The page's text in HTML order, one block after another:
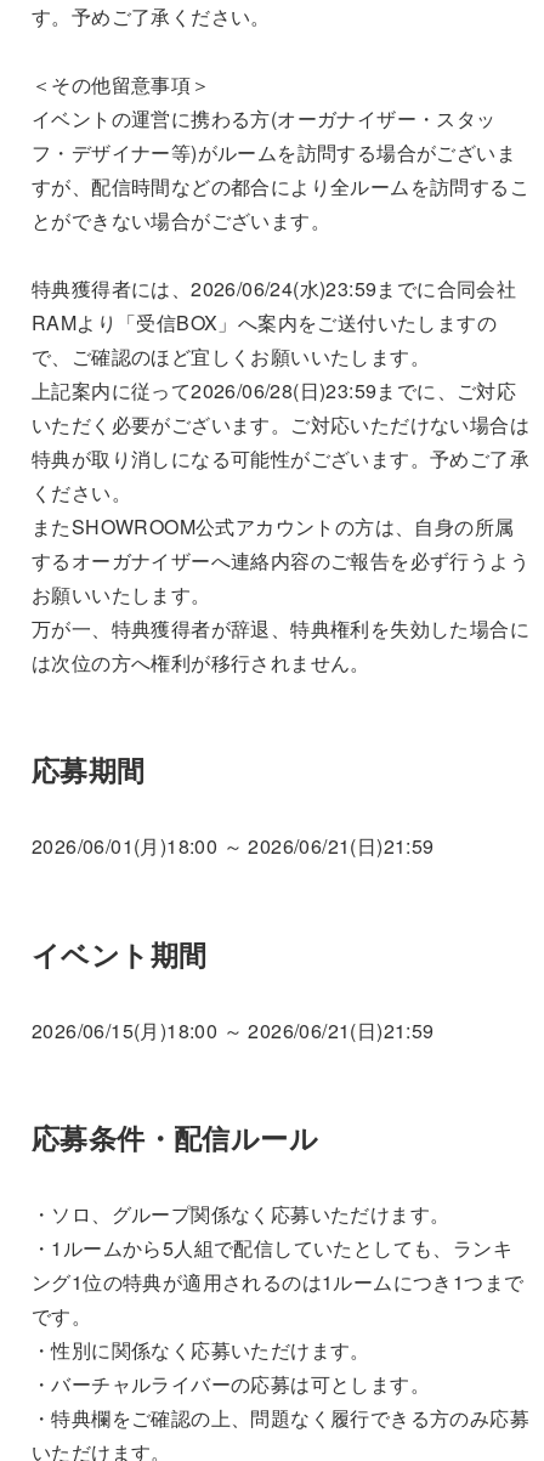
す。予めご了承ください。
＜その他留意事項＞
イベントの運営に携わる方(オーガナイザー・スタッ
フ・デザイナー等)がルームを訪問する場合がございま
すが、配信時間などの都合により全ルームを訪問するこ
とができない場合がございます。
特典獲得者には、2026/06/24(水)23:59までに合同会社
RAMより「受信BOX」へ案内をご送付いたしますの
で、ご確認のほど宜しくお願いいたします。
上記案内に従って2026/06/28(日)23:59までに、ご対応
いただく必要がございます。ご対応いただけない場合は
特典が取り消しになる可能性がございます。予めご了承
ください。
またSHOWROOM公式アカウントの方は、自身の所属
するオーガナイザーへ連絡内容のご報告を必ず行うよう
お願いいたします。
万が一、特典獲得者が辞退、特典権利を失効した場合に
は次位の方へ権利が移行されません。
応募期間
2026/06/01(月)18:00 ～ 2026/06/21(日)21:59
イベント期間
2026/06/15(月)18:00 ～ 2026/06/21(日)21:59
応募条件・配信ルール
・ソロ、グループ関係なく応募いただけます。
・1ルームから5人組で配信していたとしても、ランキ
ング1位の特典が適用されるのは1ルームにつき1つまで
です。
・性別に関係なく応募いただけます。
・バーチャルライバーの応募は可とします。
・特典欄をご確認の上、問題なく履行できる方のみ応募
いただけます。